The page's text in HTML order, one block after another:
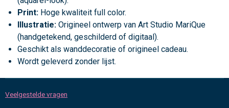
Print: Hoge kwaliteit full color.
Illustratie: Origineel ontwerp van Art Studio MariQue
(handgetekend, geschilderd of digitaal).
Geschikt als wanddecoratie of origineel cadeau.
Wordt geleverd zonder lijst.
Veelgestelde vragen